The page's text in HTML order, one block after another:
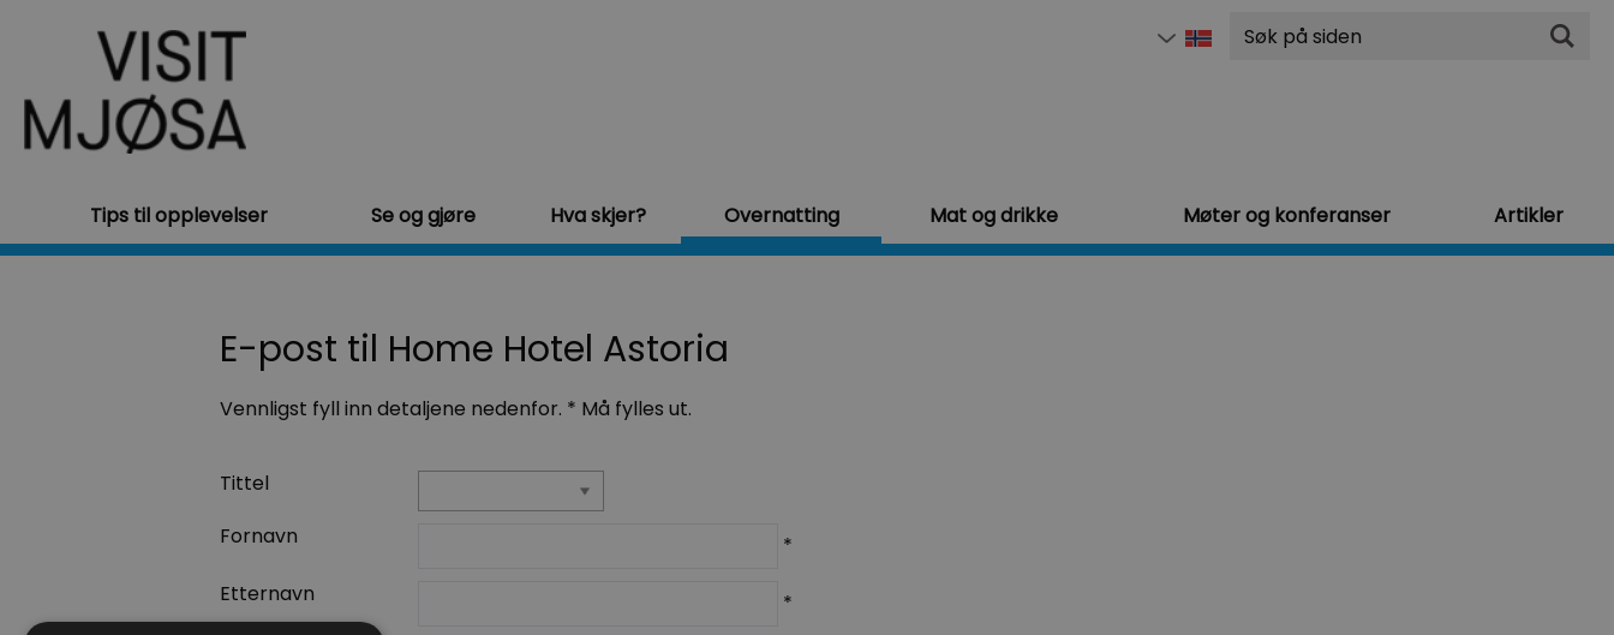
Søk
Tips til opplevelser Se og gjøre Hva skjer? Overnatting Mat og drikke Møter og konferanser Artikler
E-post til Home Hotel Astoria
Vennligst fyll inn detaljene nedenfor. * Må fylles ut.
Tittel
Fornavn
*
Etternavn
*